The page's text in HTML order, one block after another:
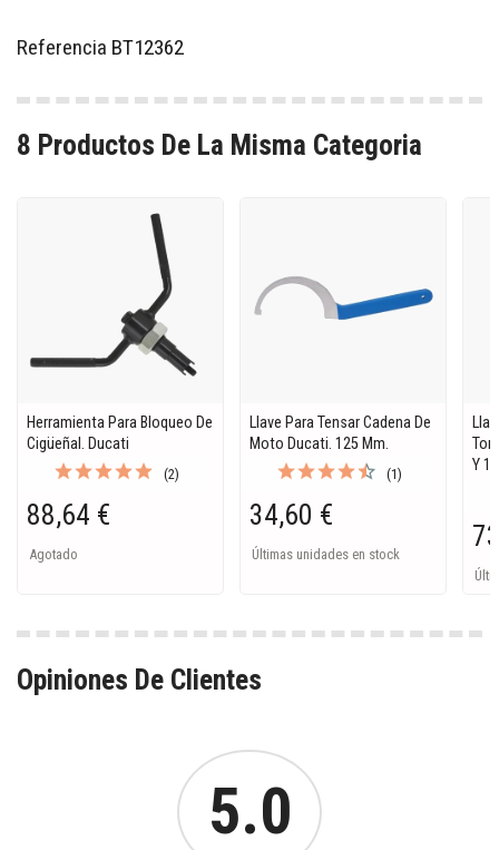
Referencia BT12362
8 Productos De La Misma Categoria
Herramienta Para Bloqueo De
Cigüeñal. Ducati
(2)
88,64 €
Agotado
Llave Para Tensar Cadena De
Moto Ducati. 125 Mm.
(1)
34,60 €
Últimas unidades en stock
Y
Opiniones De Clientes
5.0